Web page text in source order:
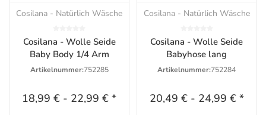
Cosilana - Natürlich Wäsche
Cosilana - Wolle Seide
Baby Body 1/4 Arm
Artikelnummer:752285
18,99 € - 22,99 €*
Cosilana - Natürlich Wäsche
Cosilana - Wolle Seide
Babyhose lang
Artikelnummer:752284
20,49 €- 24,99 € *